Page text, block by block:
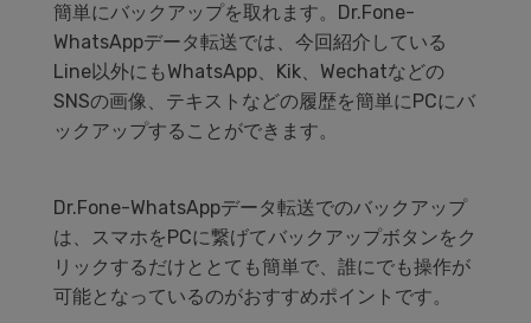
簡単にバックアップを取れます。Dr.Fone-
WhatsAppデータ転送では、今回紹介している
Line以外にもWhatsApp、Kik、Wechatなどの
SNSの画像、テキストなどの履歴を簡単にPCにバ
ックアップすることができます。
Dr.Fone-WhatsAppデータ転送でのバックアップ
は、スマホをPCに繋げてバックアップボタンをク
リックするだけととても簡単で、誰にでも操作が
可能となっているのがおすすめポイントです。